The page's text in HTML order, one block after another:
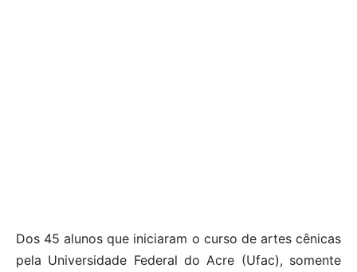
Dos 45 alunos que iniciaram o curso de artes cênicas
pela Universidade Federal do Acre (Ufac), somente